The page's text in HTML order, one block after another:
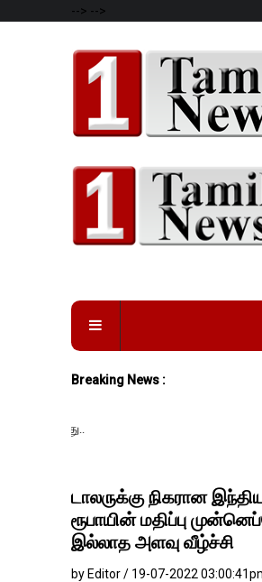
--> -->
Breaking News :
டாலருக்கு நிகரான
ரூபாயின் மதிப்பு
இல்லாத அளவு வீழ்ச்சி
by Editor / 19-07-2022